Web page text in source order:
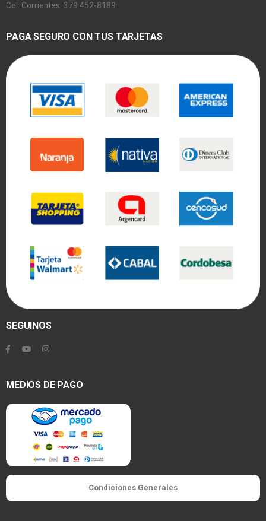
Cel. Corrientes: 379 452-8189
PAGA SEGURO CON TUS TARJETAS
SEGUINOS
MEDIOS DE PAGO
Condiciones Generales